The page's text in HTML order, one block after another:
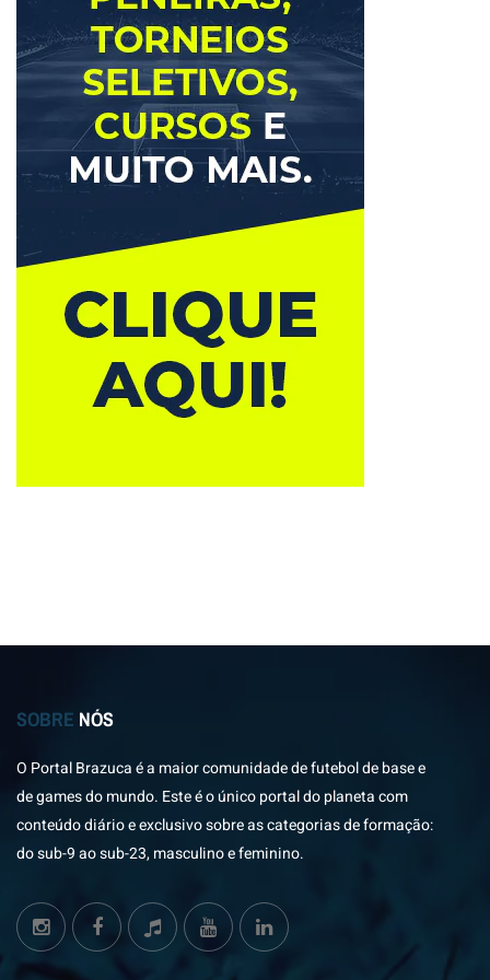
SOBRE NÓS
O Portal Brazuca é a maior comunidade de futebol de base e
de games do mundo. Este é o único portal do planeta com
conteúdo diário e exclusivo sobre as categorias de formação:
do sub-9 ao sub-23, masculino e feminino.